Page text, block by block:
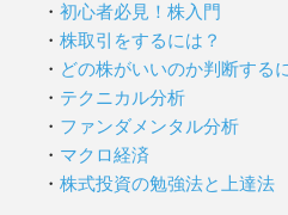
初心者必見！株入門
株取引をするには？
どの株がいいのか判断する
テクニカル分析
ファンダメンタル分析
マクロ経済
株式投資の勉強法と上達法